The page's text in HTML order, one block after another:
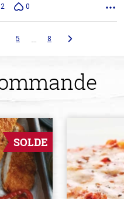
2 0
5 … 8
SOLDE